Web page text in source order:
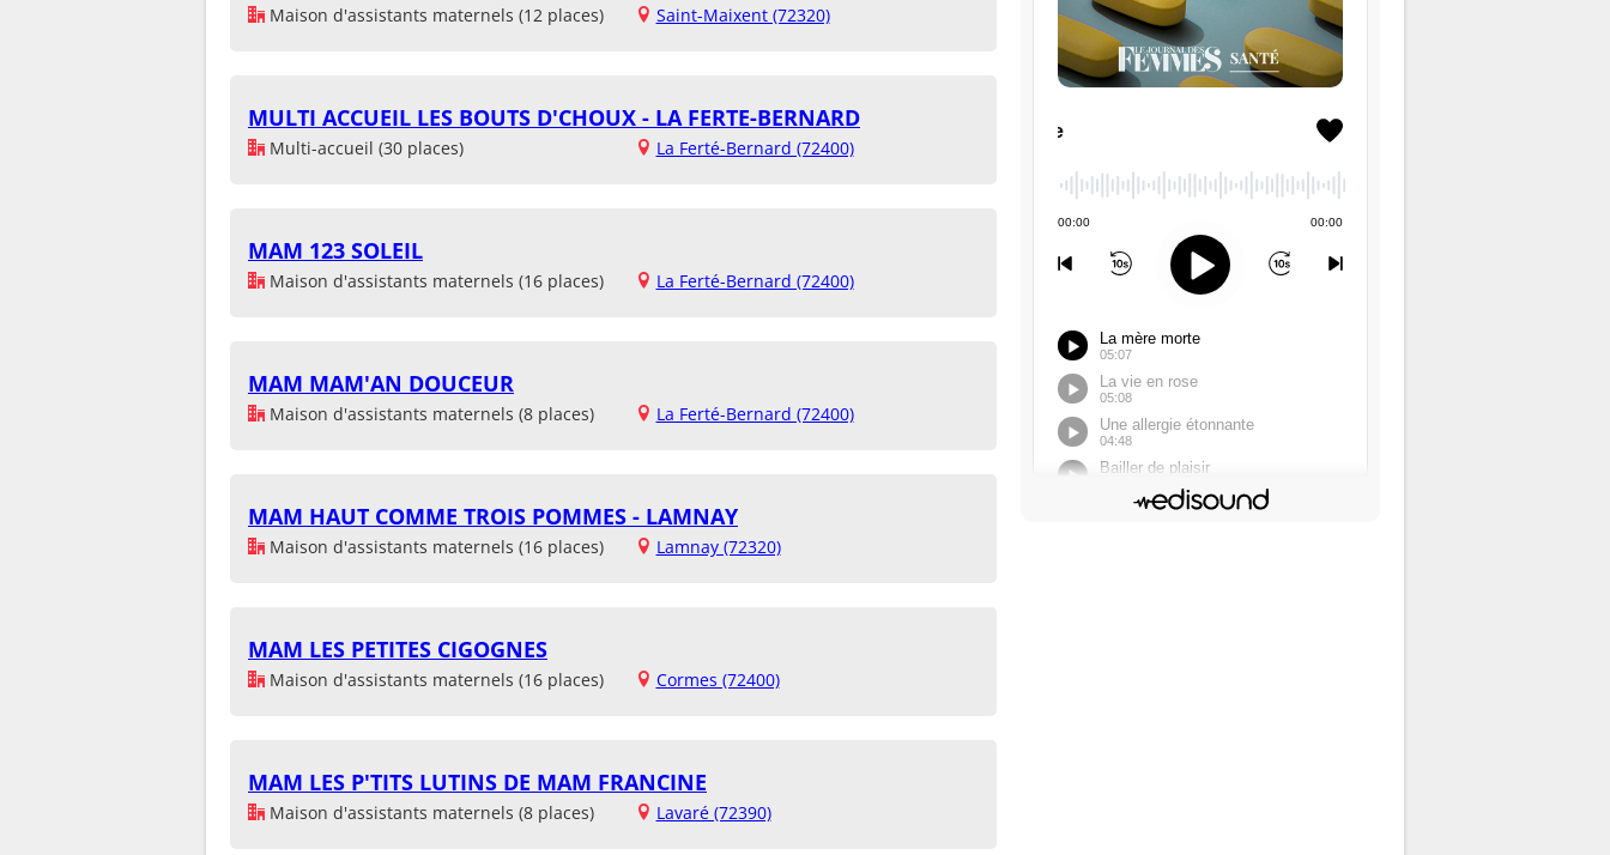
Maison d'assistants maternels (12 places) Saint-Maixent (72320)
MULTI ACCUEIL LES BOUTS D'CHOUX - LA FERTE-BERNARD
Multi-accueil (30 places) La Ferté-Bernard (72400)
MAM 123 SOLEIL
Maison d'assistants maternels (16 places) La Ferté-Bernard (72400)
MAM MAM'AN DOUCEUR
Maison d'assistants maternels (8 places) La Ferté-Bernard (72400)
MAM HAUT COMME TROIS POMMES - LAMNAY
Maison d'assistants maternels (16 places) Lamnay (72320)
MAM LES PETITES CIGOGNES
Maison d'assistants maternels (16 places) Cormes (72400)
MAM LES P'TITS LUTINS DE MAM FRANCINE
Maison d'assistants maternels (8 places) Lavaré (72390)